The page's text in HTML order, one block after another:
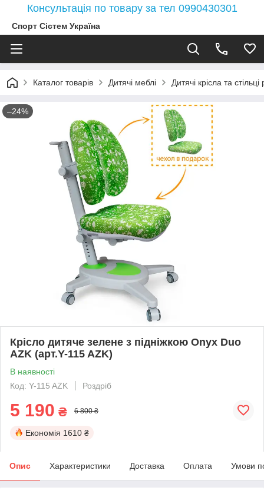
Консультація по товару за тел 0990430301
Спорт Сістем Україна
Каталог товарів Дитячі меблі Дитячі крісла та стільці
–24%
Крісло дитяче зелене з підніжкою Onyx Duo
AZK (арт.Y-115 AZK)
В наявності
Код: Y-115 AZK
Роздріб
5 190 ₴ 6 800 ₴
Економія 1610 ₴
Опис Характеристики Доставка Оплата Умови